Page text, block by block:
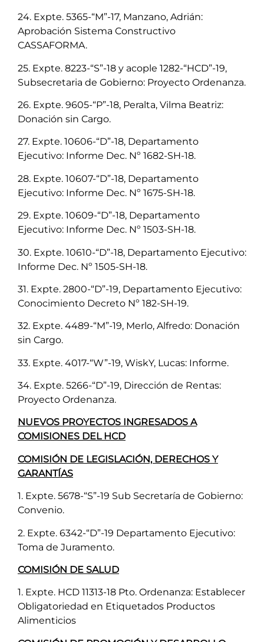
24. Expte. 5365-“M”-17, Manzano, Adrián:
Aprobación Sistema Constructivo
CASSAFORMA.
25. Expte. 8223-“S”-18 y acople 1282-“HCD”-19,
Subsecretaria de Gobierno: Proyecto Ordenanza.
26. Expte. 9605-“P”-18, Peralta, Vilma Beatriz:
Donación sin Cargo.
27. Expte. 10606-“D”-18, Departamento
Ejecutivo: Informe Dec. Nº 1682-SH-18.
28. Expte. 10607-“D”-18, Departamento
Ejecutivo: Informe Dec. Nº 1675-SH-18.
29. Expte. 10609-“D”-18, Departamento
Ejecutivo: Informe Dec. Nº 1503-SH-18.
30. Expte. 10610-“D”-18, Departamento Ejecutivo:
Informe Dec. Nº 1505-SH-18.
31. Expte. 2800-“D”-19, Departamento Ejecutivo:
Conocimiento Decreto Nº 182-SH-19.
32. Expte. 4489-“M”-19, Merlo, Alfredo: Donación
sin Cargo.
33. Expte. 4017-“W”-19, WiskY, Lucas: Informe.
34. Expte. 5266-“D”-19, Dirección de Rentas:
Proyecto Ordenanza.
NUEVOS PROYECTOS INGRESADOS A
COMISIONES DEL HCD
COMISIÓN DE LEGISLACIÓN, DERECHOS Y
GARANTÍAS
1. Expte. 5678-“S”-19 Sub Secretaría de Gobierno:
Convenio.
2. Expte. 6342-“D”-19 Departamento Ejecutivo:
Toma de Juramento.
COMISIÓN DE SALUD
1. Expte. HCD 11313-18 Pto. Ordenanza: Establecer
Obligatoriedad en Etiquetados Productos
Alimenticios